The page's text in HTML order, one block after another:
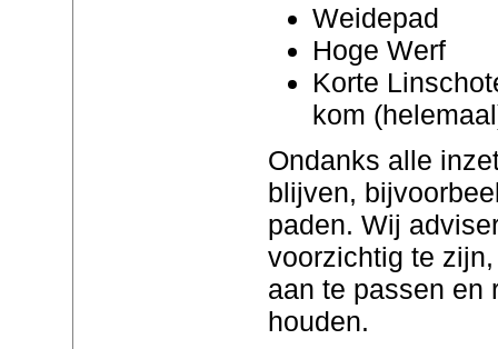
Weidepad
Hoge Werf
Korte
kom
Ondanks alle
blijven,
paden. Wij
voorzichtig te
aan te passen en
houden.